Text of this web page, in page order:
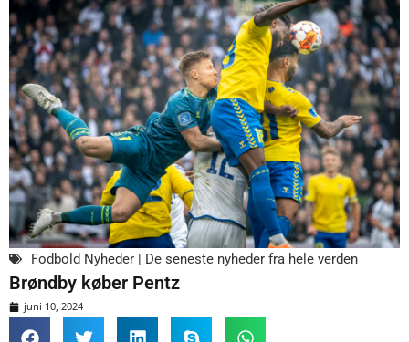
Fodbold Nyheder | De seneste nyheder fra hele verden
Brøndby køber Pentz
juni 10, 2024